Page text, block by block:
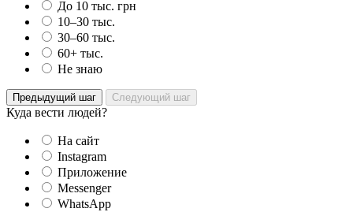
До 10 тыс. грн
10–30 тыс.
30–60 тыс.
60+ тыс.
Не знаю
Предыдущий шаг Следующий шаг
Куда вести людей?
На сайт
Instagram
Приложение
Messenger
WhatsApp